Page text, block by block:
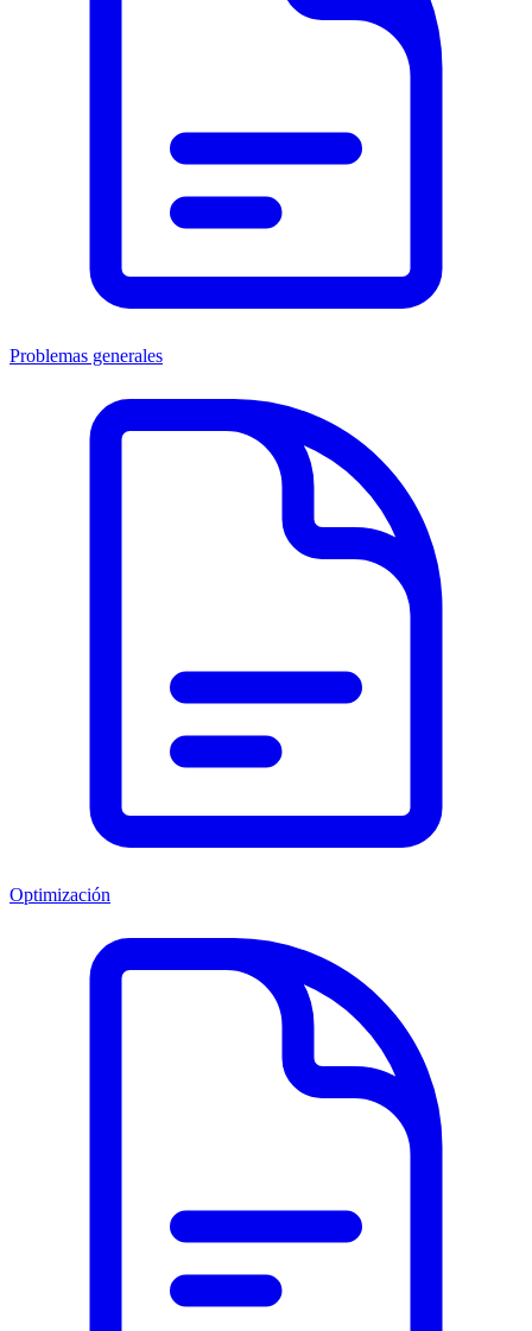
Problemas generales
Optimización